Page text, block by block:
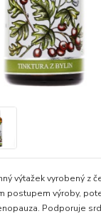
výtažek vyrobený z
postupem výroby,
Podporuje